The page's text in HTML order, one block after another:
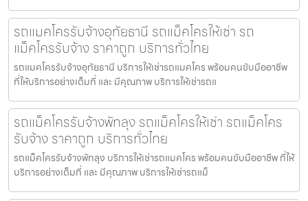
รถแมคโครรับจ้างอุทัยธานี รถแม็คโครให้เช่า รถ
แม็คโครรับจ้าง ราคาถูก บริการทั่วไทย
รถแมคโครรับจ้างอุทัยธานี บริการให้เช่ารถแมคโคร พร้อมคนขับมืออาชีพ
ที่ให้บริการอย่างเต็มที่ และ มีคุณภาพ บริการให้เช่ารถแ
รถแม็คโครรับจ้างพัทลุง รถแม็คโครให้เช่า รถแม็คโคร
รับจ้าง ราคาถูก บริการทั่วไทย
รถแม็คโครรับจ้างพัทลุง บริการให้เช่ารถแมคโคร พร้อมคนขับมืออาชีพ ที่ให้
บริการอย่างเต็มที่ และ มีคุณภาพ บริการให้เช่ารถแม็